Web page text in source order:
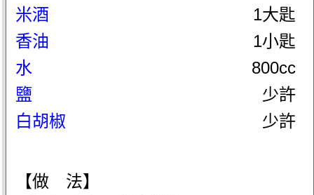
米酒
1大匙
香油
1小匙
水
800cc
鹽
少許
白胡椒
少許
【做 法】